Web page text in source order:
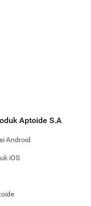
Aptoide S.A
Android
iOS